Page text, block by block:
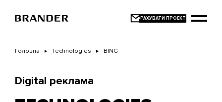
основного
Головна Technologies BING
Digital реклама